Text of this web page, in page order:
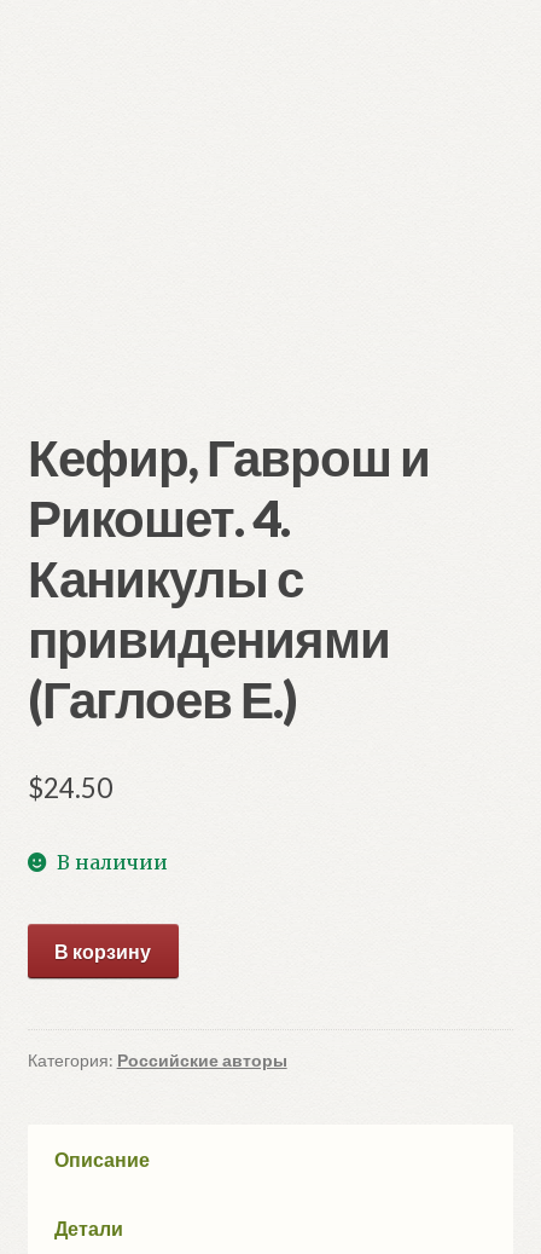
Кефир, Гаврош и
Рикошет. 4.
Каникулы с
привидениями
(Гаглоев Е.)
$24.50
В наличии
товара
Гаврош
и
Каникулы
(Гаглоев
В корзину
Категория: Российские авторы
Описание
Детали